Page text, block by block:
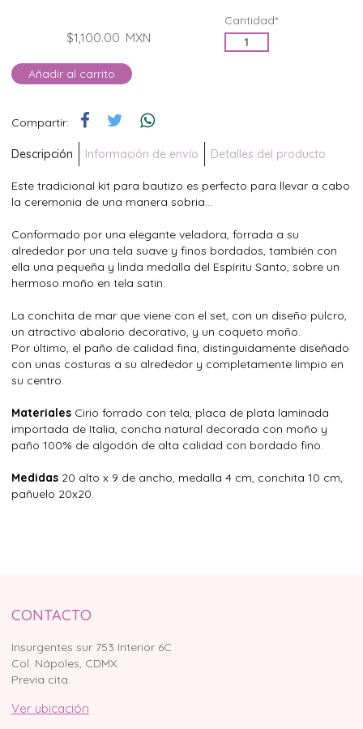
$1,100.00 MXN
Cantidad*
Añadir al carrito
Compartir:
Descripción Información de envío Detalles del producto
Este tradicional kit para bautizo es perfecto para llevar a cabo
la ceremonia de una manera sobria...
Conformado por una elegante veladora, forrada a su
alrededor por una tela suave y finos bordados, también con
ella una pequeña y linda medalla del Espíritu Santo, sobre un
hermoso moño en tela satin.
La conchita de mar que viene con el set, con un diseño pulcro,
un atractivo abalorio decorativo, y un coqueto moño.
Por último, el paño de calidad fina, distinguidamente diseñado
con unas costuras a su alrededor y completamente limpio en
su centro.
Materiales Cirio forrado con tela, placa de plata laminada
importada de Italia, concha natural decorada con moño y
paño 100% de algodón de alta calidad con bordado fino.
Medidas 20 alto x 9 de ancho, medalla 4 cm, conchita 10 cm,
pañuelo 20x20.
CONTACTO
Insurgentes sur 753 Interior 6C
Col. Nápoles, CDMX.
Previa cita.
Ver ubicación